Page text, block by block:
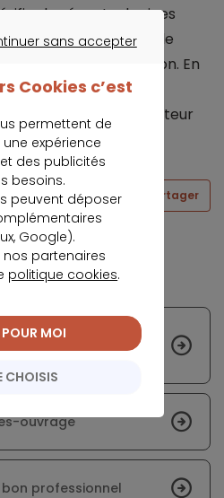
les éventuels vices
été mentionnés dans le
livraison de la maison. En
nouvellement
informer le constructeur
avec AR.
Partager
avec fourniture de
ouvrage
bon professionnel
sans accepter
Cookies c’est
permettent de
expérience
des publicités
besoins.
peuvent déposer
Google).
partenaires
politique cookies.
CHOISIS
MOI